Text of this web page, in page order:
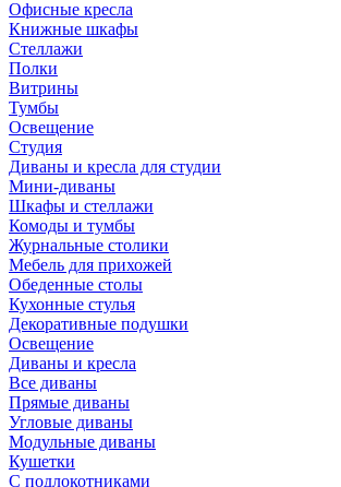
Офисные кресла
Книжные шкафы
Стеллажи
Полки
Витрины
Тумбы
Освещение
Студия
Диваны и кресла для студии
Мини-диваны
Шкафы и стеллажи
Комоды и тумбы
Журнальные столики
Мебель для прихожей
Обеденные столы
Кухонные стулья
Декоративные подушки
Освещение
Диваны и кресла
Все диваны
Прямые диваны
Угловые диваны
Модульные диваны
Кушетки
С подлокотниками